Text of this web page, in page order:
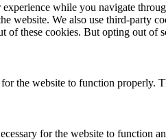
while you navigate
website. We also use third-party
of these cookies. But opting out of
the website to function properly.
for the website to function